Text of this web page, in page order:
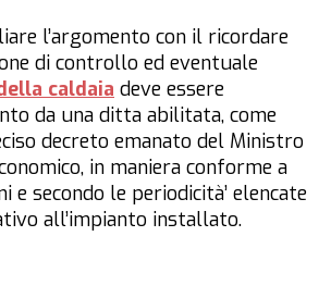
l’argomento con il ricordare
di controllo ed eventuale
caldaia deve essere
da una ditta abilitata, come
decreto emanato del Ministro
in maniera conforme a
e secondo le periodicità’ elencate
all’impianto installato.